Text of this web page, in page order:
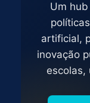
Um
artificial,
inovação
escolas,